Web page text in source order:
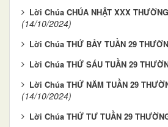
Lời Chúa CHÚA NHẬT XXX
(14/10/2024)
Lời Chúa THỨ BẢY TUẦN 29
Lời Chúa THỨ SÁU TUẦN 29
Lời Chúa THỨ NĂM TUẦN 29
(14/10/2024)
Lời Chúa THỨ TƯ TUẦN 29